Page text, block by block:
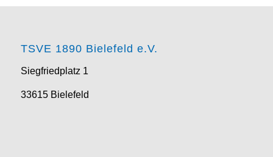
TSVE 1890 Bielefeld e.V.
Siegfriedplatz 1
33615 Bielefeld